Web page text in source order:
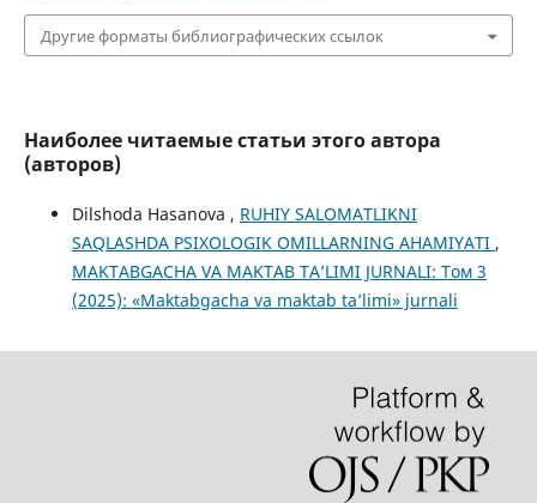
Другие форматы библиографических ссылок
Наиболее читаемые статьи этого автора
(авторов)
Dilshoda Hasanova , RUHIY SALOMATLIKNI
SAQLASHDA PSIXOLOGIK OMILLARNING AHAMIYATI ,
MAKTABGACHA VA MAKTAB TA’LIMI JURNALI: Том 3
(2025): «Maktabgacha va maktab ta’limi» jurnali